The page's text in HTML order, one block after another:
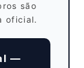
são
oficial.
—